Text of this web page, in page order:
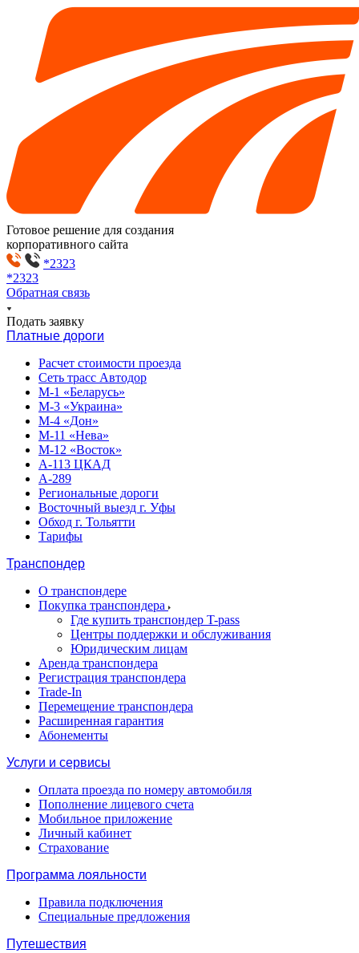
Готовое решение для создания
корпоративного сайта
*2323
*2323
Обратная связь
Подать заявку
Платные дороги
Расчет стоимости проезда
Сеть трасс Автодор
М-1 «Беларусь»
М-3 «Украина»
М-4 «Дон»
М-11 «Нева»
М-12 «Восток»
А-113 ЦКАД
А-289
Региональные дороги
Восточный выезд г. Уфы
Обход г. Тольятти
Тарифы
Транспондер
О транспондере
Покупка транспондера
Где купить транспондер T-pass
Центры поддержки и обслуживания
Юридическим лицам
Аренда транспондера
Регистрация транспондера
Trade-In
Перемещение транспондера
Расширенная гарантия
Абонементы
Услуги и сервисы
Оплата проезда по номеру автомобиля
Пополнение лицевого счета
Мобильное приложение
Личный кабинет
Страхование
Программа лояльности
Правила подключения
Специальные предложения
Путешествия